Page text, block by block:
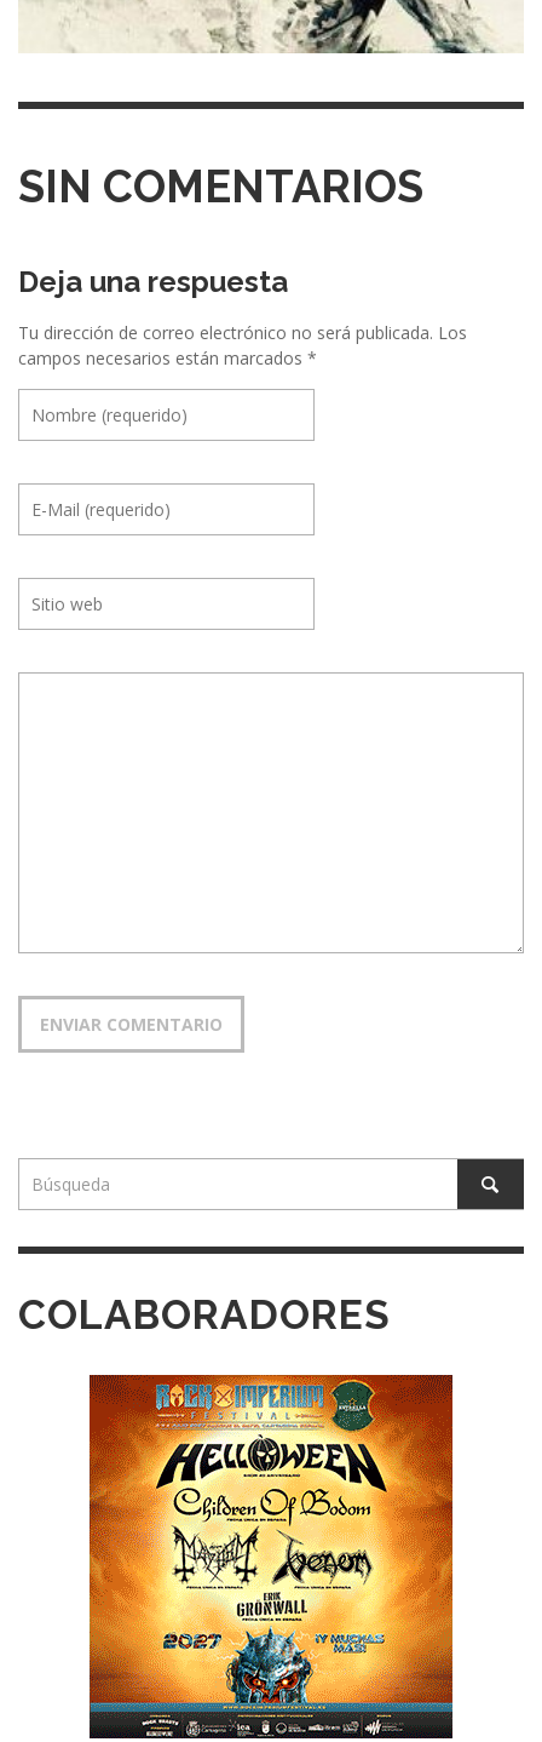
SIN COMENTARIOS
Deja una respuesta
Tu dirección de correo electrónico no será publicada. Los
campos necesarios están marcados *
COLABORADORES